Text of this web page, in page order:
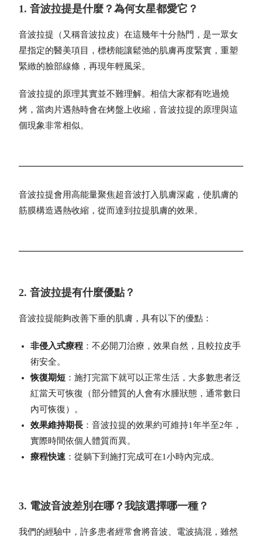
1. 音波拉提是什麼？為何女星都愛它？
音波拉提（又稱音波拉皮）在這幾年十分熱門，是一眾女
星指定的醫美項目，標榜能讓鬆弛的肌膚再度緊實，重塑
緊緻的臉部線條，再現年輕風采。
音波拉提的原理其實並不難理解。相信大家都有吃過燒
烤，當肉片遇熱時會在烤盤上收縮，音波拉提的原理與這
個現象非常相似。
音波拉提會用高能量聚焦超音波打入肌膚深處，使肌膚的
筋膜構造遇熱收縮，從而達到拉提肌膚的效果。
2. 音波拉提有什麼優點？
音波拉提能夠改善下垂的肌膚，具有以下的優點：
非侵入式療程 ：不必開刀治療，效果自然，且較拉皮手
術安全。
恢復期短 ：施打完當下就可以正常生活，大多數患者泛
紅當天可恢復（部分體質的人會有水腫狀態，通常數日
內可恢復）。
效果維持期長 ：音波拉提的效果約可維持1年半至2年，
實際時間依個人體質而異。
療程快速 ：從躺下到施打完成可在1小時內完成。
3. 電波音波差別在哪？我該選擇哪一種？
我們的經驗中，許多患者經常會將音波、電波搞混，雖然